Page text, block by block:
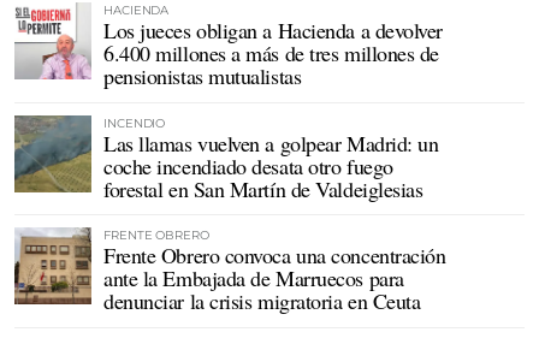
HACIENDA
Los jueces obligan a Hacienda a devolver
6.400 millones a más de tres millones de
pensionistas mutualistas
INCENDIO
Las llamas vuelven a golpear Madrid: un
coche incendiado desata otro fuego
forestal en San Martín de Valdeiglesias
FRENTE OBRERO
Frente Obrero convoca una concentración
ante la Embajada de Marruecos para
denunciar la crisis migratoria en Ceuta